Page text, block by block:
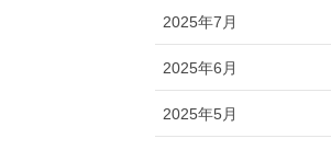
2025年7月
2025年6月
2025年5月